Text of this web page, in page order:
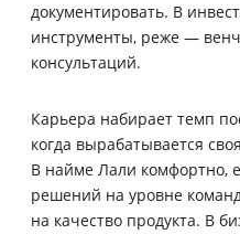
документировать. В
инструменты, реже —
консультаций.
Карьера набирает темп
когда вырабатывается
В найме Лали комфортно,
решений на уровне
на качество продукта. В